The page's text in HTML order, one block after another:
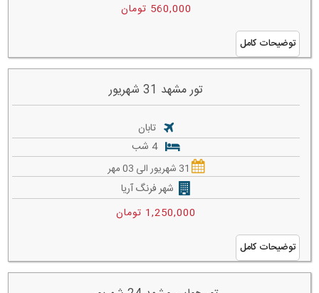
560,000 تومان
توضیحات کامل
تور مشهد 31 شهریور
تابان
4 شب
31 شهریور الی 03 مهر
شهر فرنگ آریا
1,250,000 تومان
توضیحات کامل